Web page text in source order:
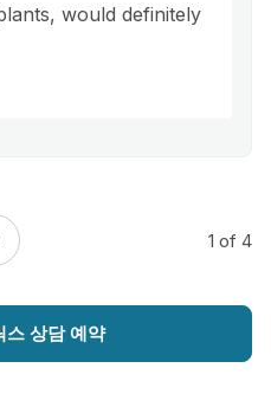
would definitely
1 of 4
스 상담 예약